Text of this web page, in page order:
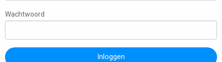
Wachtwoord
Inloggen